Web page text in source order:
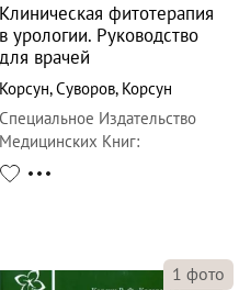
Клиническая фитотерапия
в урологии. Руководство
для врачей
Корсун,Суворов, Корсун
Специальное Издательство
Медицинских Книг:
Руководство для врачей
1 фото